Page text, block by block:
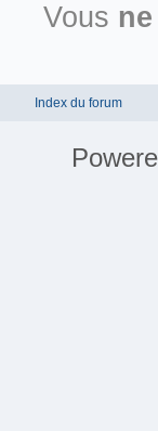
Vous
Index du forum